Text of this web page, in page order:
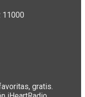
11000
gratis.